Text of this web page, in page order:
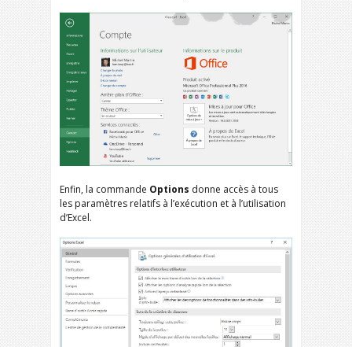
Enfin, la commande Options donne accès à tous
les paramètres relatifs à l’exécution et à l’utilisation
d’Excel.